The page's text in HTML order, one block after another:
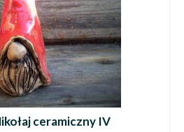
ceramiczny IV